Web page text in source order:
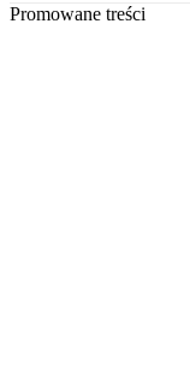
Promowane treści